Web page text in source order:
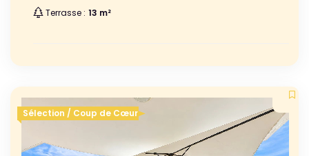
Terrasse : 13 m²
Sélection / Coup de Cœur